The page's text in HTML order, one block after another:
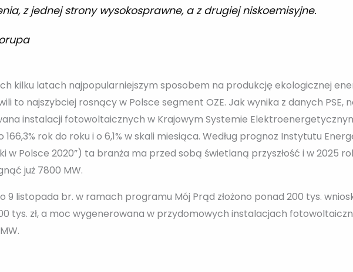
z jednej strony wysokosprawne, a z drugiej niskoemisyjne.
kilku latach najpopularniejszym sposobem na produkcję ekologicznej
to najszybciej rosnący w Polsce segment OZE. Jak wynika z danych PSE,
instalacji fotowoltaicznych w Krajowym Systemie
rok do roku i o 6,1% w skali miesiąca. Według prognoz Instytutu
w Polsce 2020”) ta branża ma przed sobą świetlaną przyszłość i w 2025
już 7800 MW.
9 listopada br. w ramach programu Mój Prąd złożono ponad 200 tys.
tys. zł, a moc wygenerowana w przydomowych instalacjach